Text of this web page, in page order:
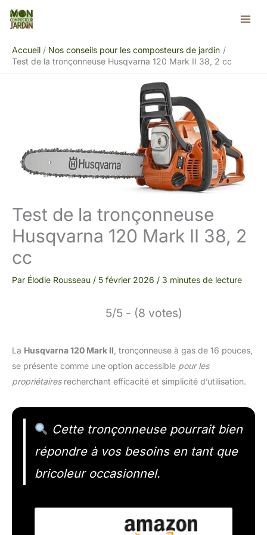
Aller
Accueil
Nos conseils pour les composteurs de jardin
Test de la tronçonneuse Husqvarna 120 Mark II 38, 2 cc
Test de la tronçonneuse
Husqvarna 120 Mark II 38, 2
cc
Par Élodie Rousseau / 5 février 2026 / 3 minutes de lecture
5/5 - (8 votes)
La Husqvarna 120 Mark II , tronçonneuse à gas de 16 pouces,
se présente comme une option accessible pour les
propriétairesrecherchant efficacité et simplicité d’utilisation.
Cette tronçonneuse pourrait bien
répondre à vos besoins en tant que
bricoleur occasionnel.
Rechercher